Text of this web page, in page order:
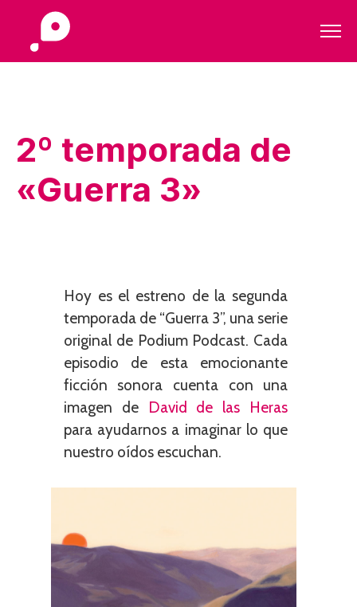
2º temporada de
«Guerra 3»
Hoy es el estreno de la segunda
temporada de “Guerra 3”, una serie
original de Podium Podcast. Cada
episodio de esta emocionante
ficción sonora cuenta con una
imagen de
David de las Heras
para ayudarnos a imaginar lo que
nuestro oídos escuchan.